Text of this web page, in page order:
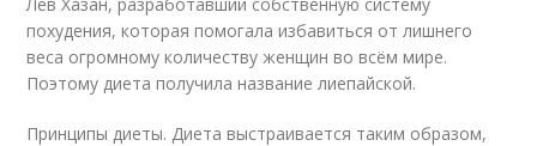
похудения, которая помогала избавиться от лишнего
веса огромному количеству женщин во всём мире.
Поэтому диета получила название лиепайской.
Принципы диеты. Диета выстраивается таким образом,